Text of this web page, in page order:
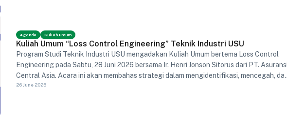
Agenda Kuliah Umum
Kuliah Umum “Loss Control Engineering” Teknik Industri USU
Program Studi Teknik Industri USU mengadakan Kuliah Umum bertema Loss Control
Engineering pada Sabtu, 28 Juni 2026 bersama Ir. Henri Jonson Sitorus dari PT.
Central Asia. Acara ini akan membahas strategi dalam mengidentifikasi, mencegah,
mengendalikan risiko kerugian dalam dunia industri.
26 June 2025